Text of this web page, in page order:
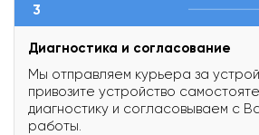
3
Диагностика и согласование
Мы отправляем курьера за
привозите устройство
диагностику и согласовываем с
работы.